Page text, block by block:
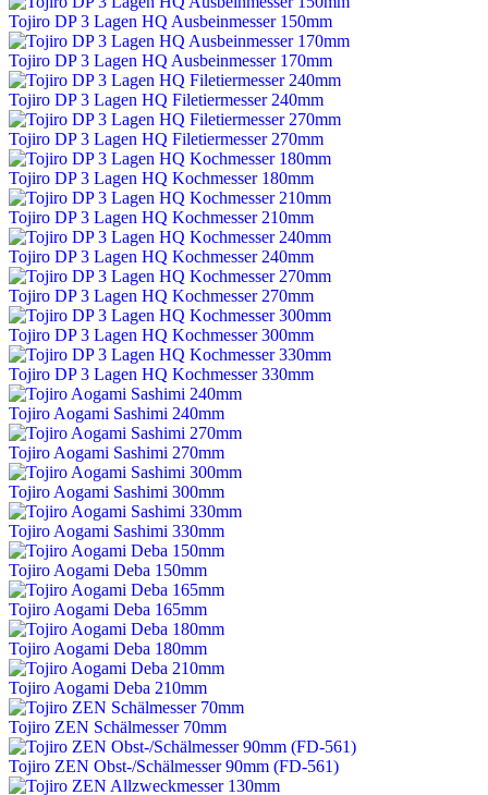
Tojiro DP 3 Lagen HQ Ausbeinmesser 150mm
Tojiro DP 3 Lagen HQ Ausbeinmesser 170mm
Tojiro DP 3 Lagen HQ Filetiermesser 240mm
Tojiro DP 3 Lagen HQ Filetiermesser 270mm
Tojiro DP 3 Lagen HQ Kochmesser 180mm
Tojiro DP 3 Lagen HQ Kochmesser 210mm
Tojiro DP 3 Lagen HQ Kochmesser 240mm
Tojiro DP 3 Lagen HQ Kochmesser 270mm
Tojiro DP 3 Lagen HQ Kochmesser 300mm
Tojiro DP 3 Lagen HQ Kochmesser 330mm
Tojiro Aogami Sashimi 240mm
Tojiro Aogami Sashimi 270mm
Tojiro Aogami Sashimi 300mm
Tojiro Aogami Sashimi 330mm
Tojiro Aogami Deba 150mm
Tojiro Aogami Deba 165mm
Tojiro Aogami Deba 180mm
Tojiro Aogami Deba 210mm
Tojiro ZEN Schälmesser 70mm
Tojiro ZEN Obst-/Schälmesser 90mm (FD-561)